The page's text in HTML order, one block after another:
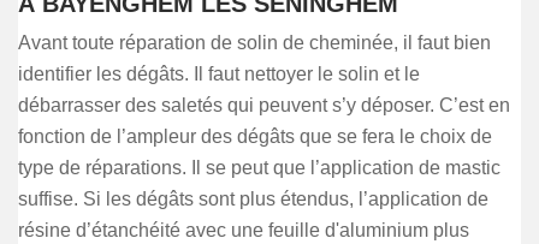
Avant toute réparation de solin de cheminée, il faut bien
identifier les dégâts. Il faut nettoyer le solin et le
débarrasser des saletés qui peuvent s’y déposer. C’est en
fonction de l’ampleur des dégâts que se fera le choix de
type de réparations. Il se peut que l’application de mastic
suffise. Si les dégâts sont plus étendus, l’application de
résine d’étanchéité avec une feuille d'aluminium plus